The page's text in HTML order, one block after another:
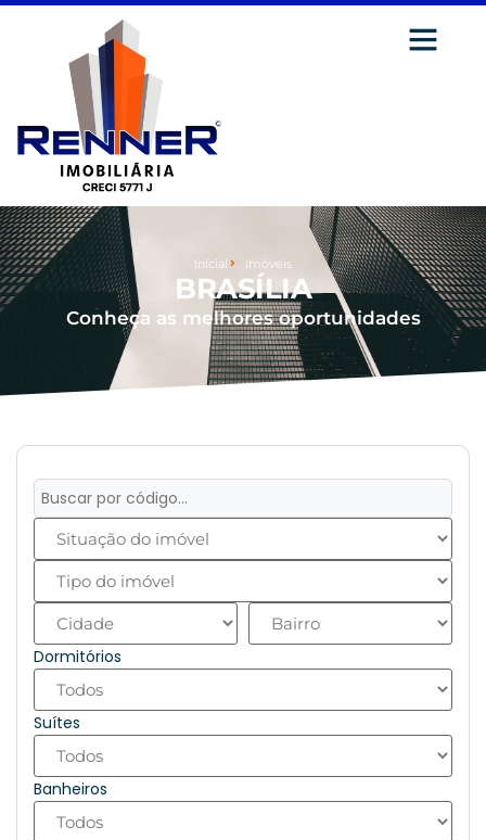
Inicial Imóveis
BRASÍLIA
Conheça as melhores oportunidades
Dormitórios
Suítes
Banheiros